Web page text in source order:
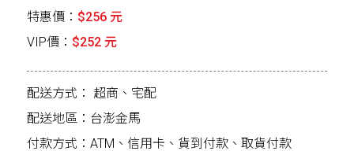
特惠價： $256 元
VIP價： $252 元
配送方式： 超商、宅配
配送地區：台澎金馬
付款方式：ATM、信用卡、貨到付款、取貨付款